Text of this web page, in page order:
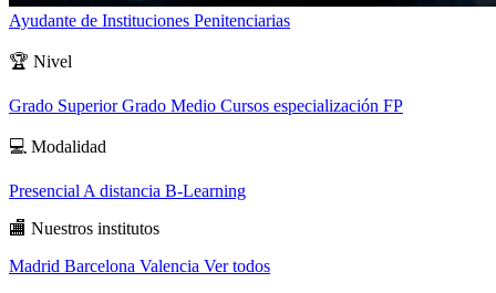
Ayudante de Instituciones Penitenciarias
🏆 Nivel
Grado SuperiorGrado Medio Cursos especialización FP
💻 Modalidad
Presencial A distancia B-Learning
🏬 Nuestros institutos
Madrid Barcelona Valencia Ver todos